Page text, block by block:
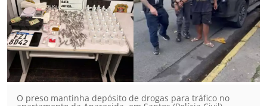
O preso mantinha depósito de drogas para tráfico no